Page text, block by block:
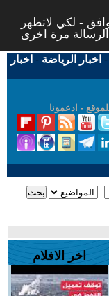
- لكي لاتظهر
- اخبار الرياضة - اخبار
- ادعمونا
اخر الافلام